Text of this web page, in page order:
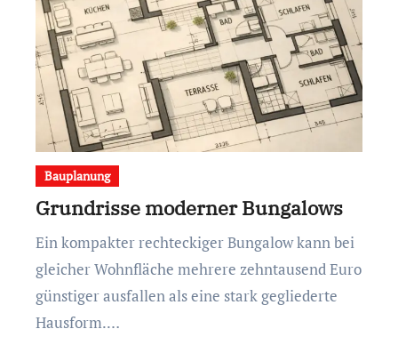
Bauplanung
Grundrisse moderner Bungalows
Ein kompakter rechteckiger Bungalow kann bei
gleicher Wohnfläche mehrere zehntausend Euro
günstiger ausfallen als eine stark gegliederte
Hausform.…